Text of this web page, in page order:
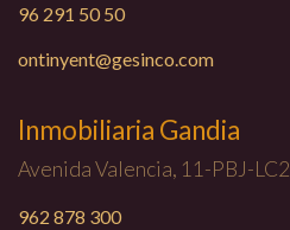
96 291 50 50
ontinyent@gesinco.com
Inmobiliaria Gandia
Avenida Valencia, 11-PBJ-LC2
962 878 300